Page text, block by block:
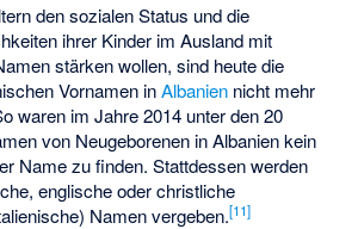
den sozialen Status und die
ihrer Kinder im Ausland mit
stärken wollen, sind heute die
Vornamen inAlbanien nicht mehr
waren im Jahre 2014 unter den 20
von Neugeborenen in Albanien kein
Name zu finden. Stattdessen werden
englische oder christliche
Namen vergeben.[11]